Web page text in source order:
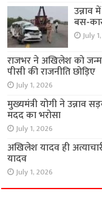
बस-
July
राजभर ने अखिलेश को
पीसी की राजनीति छोड़िए
July 1, 2026
मुख्यमंत्री योगी ने उन्नाव
मदद का भरोसा
July 1, 2026
अखिलेश यादव ही
यादव
July 1, 2026